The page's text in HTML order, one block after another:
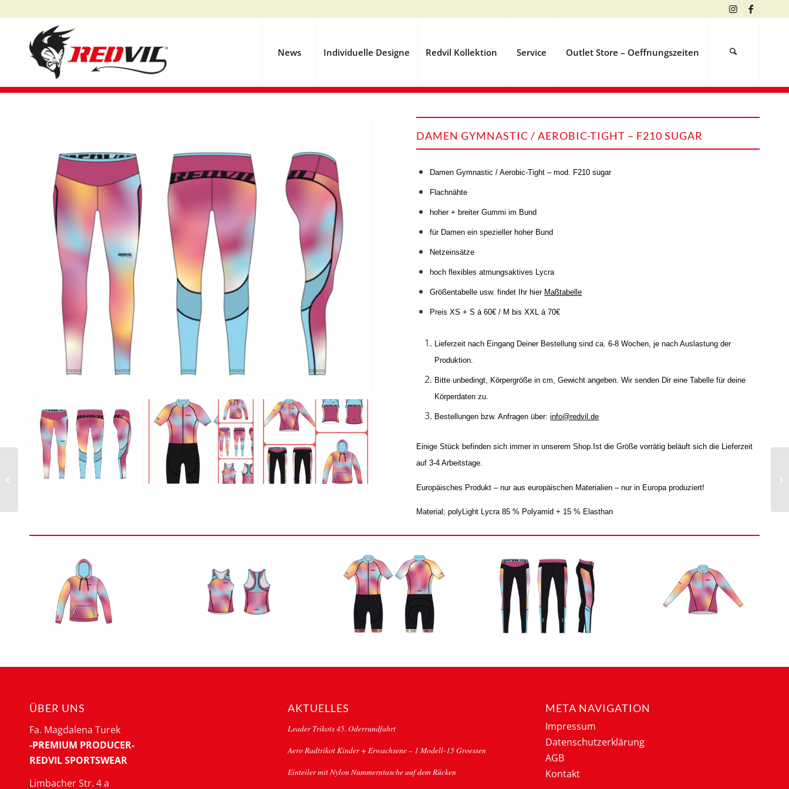
News Individuelle Designe Redvil Kollektion Service Outlet Store – Oeffnungszeiten
DAMEN GYMNASTIC / AEROBIC-TIGHT – F210 SUGAR
Damen Gymnastic / Aerobic-Tight – mod. F210 sugar
Flachnähte
hoher + breiter Gummi im Bund
für Damen ein spezieller hoher Bund
Netzeinsätze
hoch flexibles atmungsaktives Lycra
Größentabelle usw. findet Ihr hier Maßtabelle
Preis XS + S á 60€ / M bis XXL á 70€
Lieferzeit nach Eingang Deiner Bestellung sind ca. 6-8 Wochen, je nach Auslastung der
Produktion.
Bitte unbedingt, Körpergröße in cm, Gewicht angeben. Wir senden Dir eine Tabelle für deine
Körperdaten zu.
Bestellungen bzw. Anfragen über:info@redvil.de
Einige Stück befinden sich immer in unserem Shop.Ist die Größe vorrätig beläuft sich die Lieferzeit
auf 3-4 Arbeitstage.
Europäisches Produkt – nur aus europäischen Materialien – nur in Europa produziert!
Material; polyLight Lycra 85 % Polyamid + 15 % Elasthan
ÜBER UNS
Fa. Magdalena Turek
-PREMIUM PRODUCER-
REDVIL SPORTSWEAR
Limbacher Str. 4 a
AKTUELLES
Leader Trikots 45. Oderrundfahrt
Aero Radtrikot Kinder + Erwachsene – 1 Modell-15 Groessen
Einteiler mit Nylon Nummerntasche auf dem Rücken
META NAVIGATION
Impressum
Datenschutzerklärung
AGB
Kontakt
Langarm-Radtrikot-
Trikotjacke Damen